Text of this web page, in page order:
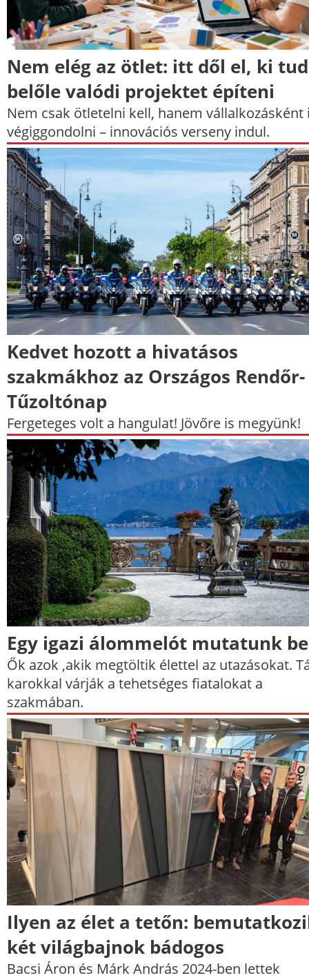
Nem elég az ötlet: itt dől el, ki tud
belőle valódi projektet építeni
Nem csak ötletelni kell, hanem vállalkozásként
végiggondolni – innovációs verseny indul.
Kedvet hozott a hivatásos
szakmákhoz az Országos Rendőr-
Tűzoltónap
Fergeteges volt a hangulat! Jövőre is megyünk!
Egy igazi álommelót mutatunk be
Ők azok ,akik megtöltik élettel az utazásokat.
karokkal várják a tehetséges fiatalokat a
szakmában.
Ilyen az élet a tetőn:
két világbajnok bádogos
Bacsi Áron és Márk András 2024-ben lettek